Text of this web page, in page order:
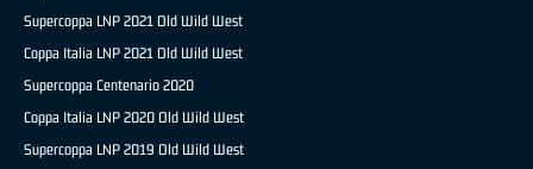
Supercoppa LNP 2021 Old Wild West
Coppa Italia LNP 2021 Old Wild West
Supercoppa Centenario 2020
Coppa Italia LNP 2020 Old Wild West
Supercoppa LNP 2019 Old Wild West